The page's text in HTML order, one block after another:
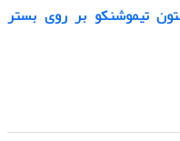
تیموشنکو بر روی بستر